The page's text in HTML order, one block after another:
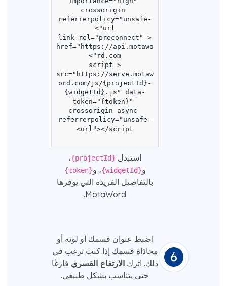
crossorigin
referrerpolicy="unsafe-
url">
<link rel="preconnect"
href="https://api.motawo
rd.com">
<script
src="https://serve.motaw
ord.com/js/{projectId}-
{widgetId}.js" data-
token="{token}"
crossorigin async
referrerpolicy="unsafe-
url"></script>
استبدل {projectId}
،
و{widgetId} ، و{token}
بالتفاصيل الفريدة التي يوفرها
MotaWord.
اضبط عنوان قسمك أو لونه أو
محاذاة قسمك إذا كنت ترغب في
ذلك. اترك الارتفاع القسريفارغًا
حتى يتناسب بشكل طبيعي.